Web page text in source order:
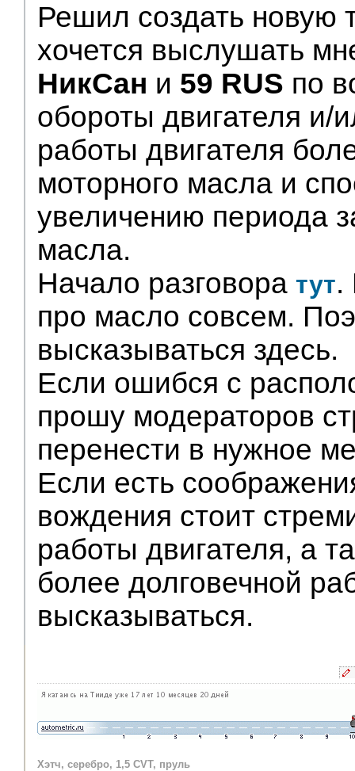
Решил создать новую
хочется выслушать
НикСан и 59 RUS по
обороты двигателя и/
работы двигателя
моторного масла и
увеличению периода
масла.
Начало разговора тут.
про масло совсем.
высказываться здесь.
Если ошибся с
прошу модераторов
перенести в нужное
Если есть
вождения стоит
работы двигателя, а
более долговечной
высказываться.
V.I.P.
Хэтч, серебро, 1,5 CVT, пруль